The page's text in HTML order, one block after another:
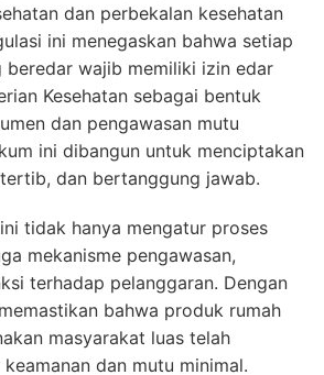
dan perbekalan kesehatan
ini menegaskan bahwa setiap
beredar wajib memiliki izin edar
Kesehatan sebagai bentuk
dan pengawasan mutu
ini dibangun untuk menciptakan
dan bertanggung jawab.
tidak hanya mengatur proses
mekanisme pengawasan,
terhadap pelanggaran. Dengan
bahwa produk rumah
masyarakat luas telah
dan mutu minimal.